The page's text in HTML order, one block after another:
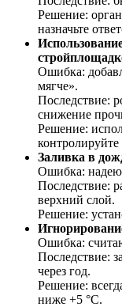
Решение:
назначьте
Ошибка:
мягче».
Последствие:
снижение
Решение:
Заливка в
Ошибка:
Последствие:
верхний слой.
Решение:
Ошибка:
Последствие:
через год.
Решение:
ниже +5 °C.